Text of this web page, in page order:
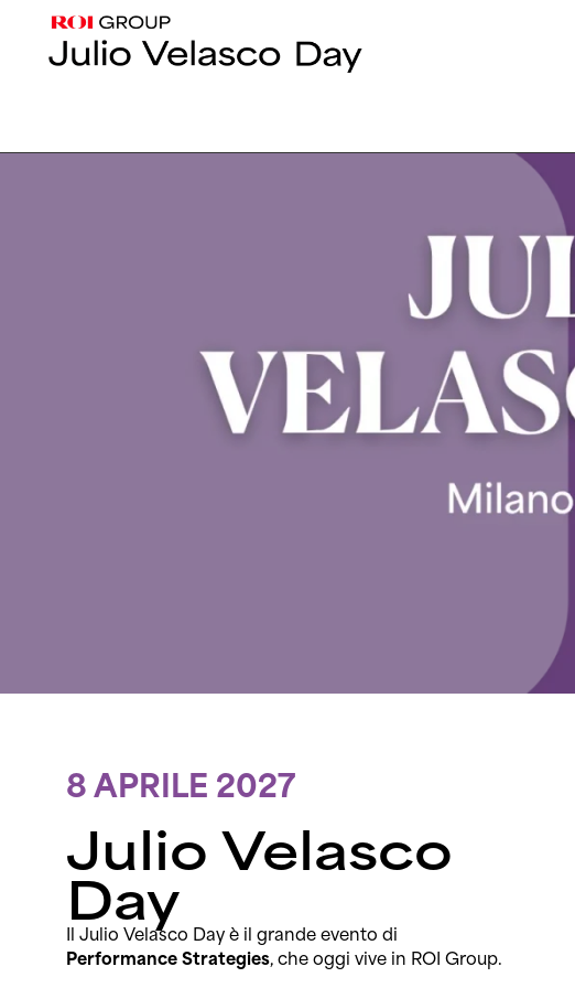
8 APRILE 2027
Julio Velasco
Day
Il Julio Velasco Day è il grande evento di
Performance Strategies, che oggi vive in ROI Group.